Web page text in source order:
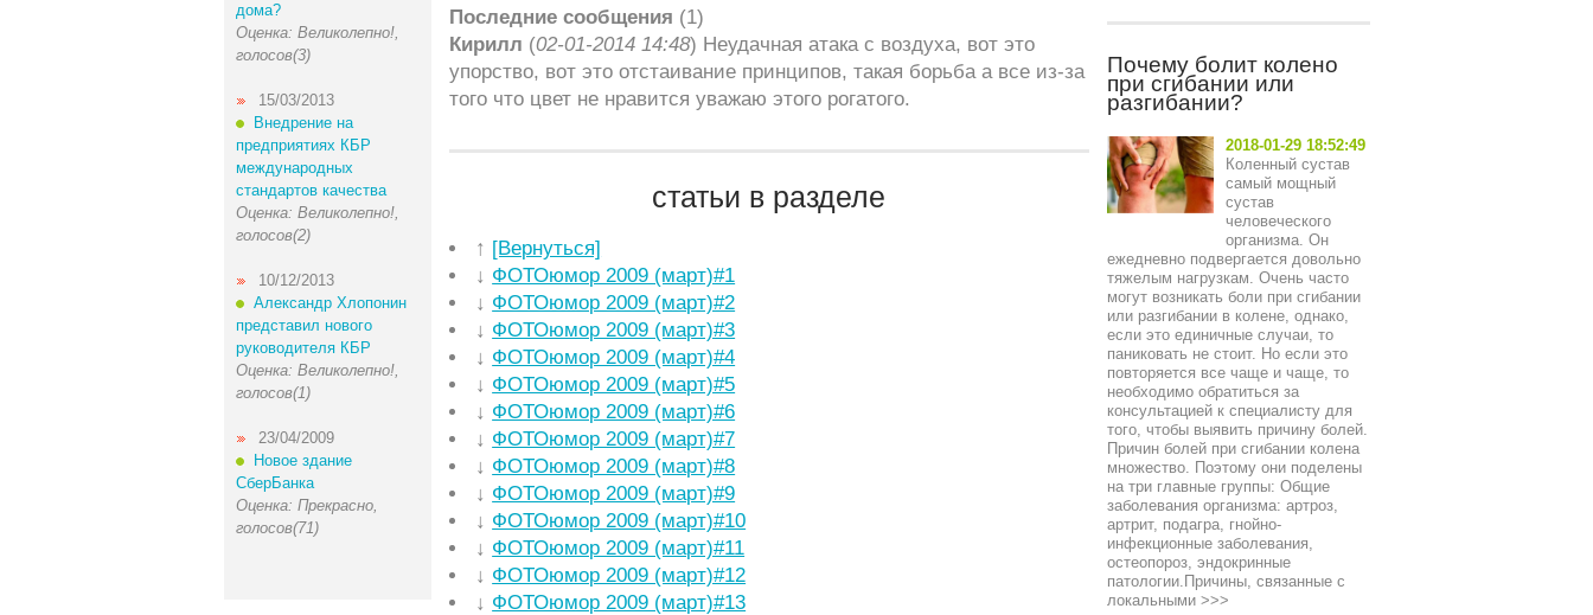
дома?
Оценка: Великолепно!,
голосов(3)
15/03/2013
Внедрение на
предприятиях КБР
международных
стандартов качества
Оценка: Великолепно!,
голосов(2)
10/12/2013
Александр Хлопонин
представил нового
руководителя КБР
Оценка: Великолепно!,
голосов(1)
23/04/2009
Новое здание
СберБанка
Оценка: Прекрасно,
голосов(71)
Последние сообщения (1)
Кирилл (02-01-2014 14:48) Неудачная атака с воздуха, вот это
упорство, вот это отстаивание принципов, такая борьба а все из-за
того что цвет не нравится уважаю этого рогатого.
статьи в разделе
↑ [Вернуться]
↓ ФОТОюмор 2009 (март)#1
↓ ФОТОюмор 2009 (март)#2
↓ ФОТОюмор 2009 (март)#3
↓ ФОТОюмор 2009 (март)#4
↓ ФОТОюмор 2009 (март)#5
↓ ФОТОюмор 2009 (март)#6
↓ ФОТОюмор 2009 (март)#7
↓ ФОТОюмор 2009 (март)#8
↓ ФОТОюмор 2009 (март)#9
↓ ФОТОюмор 2009 (март)#10
↓ ФОТОюмор 2009 (март)#11
↓ ФОТОюмор 2009 (март)#12
↓ ФОТОюмор 2009 (март)#13
Почему болит колено
при сгибании или
разгибании?
2018-01-29 18:52:49
Коленный сустав
самый мощный
сустав
человеческого
организма. Он
ежедневно подвергается довольно
тяжелым нагрузкам. Очень часто
могут возникать боли при сгибании
или разгибании в колене, однако,
если это единичные случаи, то
паниковать не стоит. Но если это
повторяется все чаще и чаще, то
необходимо обратиться за
консультацией к специалисту для
того, чтобы выявить причину болей.
Причин болей при сгибании колена
множество. Поэтому они поделены
на три главные группы: Общие
заболевания организма: артроз,
артрит, подагра, гнойно-
инфекционные заболевания,
остеопороз, эндокринные
патологии.Причины, связанные с
локальными>>>